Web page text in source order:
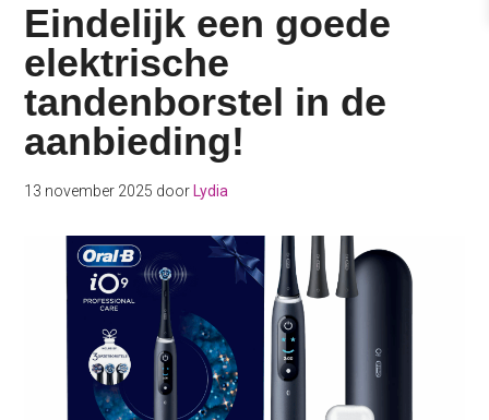
Eindelijk een goede
elektrische
tandenborstel in de
aanbieding!
13 november 2025 door Lydia